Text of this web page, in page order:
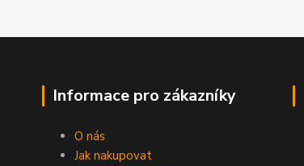
Informace pro zákazníky
O nás
Jak nakupovat